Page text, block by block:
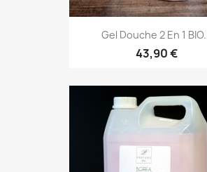
Gel Douche 2 En 1
43,90 €